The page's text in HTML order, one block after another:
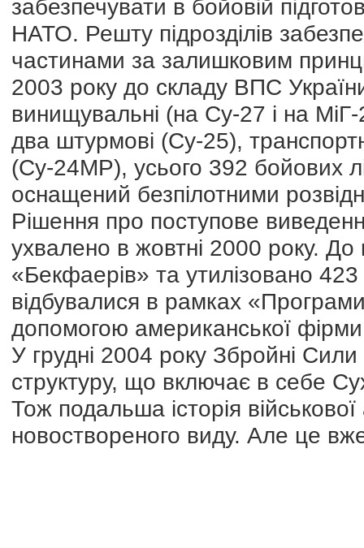
забезпечувати в бойовій
НАТО. Решту підрозділів
частинами за залишковим
2003 року до складу ВПС
винищувальні (на Су-27 і на
два штурмові (Су-25),
(Су-24МР), усього 392 бойових
оснащений безпілотними
Рішення про поступове
ухвалено в жовтні 2000 року. До
«Бекфаерів» та утилізовано
відбувалися в рамках
допомогою американської
У грудні 2004 року Збройні
структуру, що включає в себе
Тож подальша історія військової
новоствореного виду. Але це